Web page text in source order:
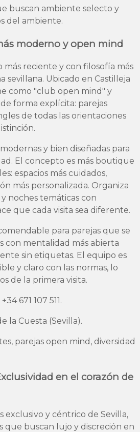
buscan ambiente selecto y
del ambiente.
moderno y open mind
más reciente y con filosofía más
sevillana. Ubicado en Castilleja
como "club open mind" y
forma explícita: parejas
de todas las orientaciones
y bien diseñadas para
El concepto es más boutique
espacios más cuidados,
más personalizada. Organiza
noches temáticas con
que cada visita sea diferente.
para parejas que se
con mentalidad más abierta
sin etiquetas. El equipo es
y claro con las normas, lo
de la primera visita.
671 107 511.
la Cuesta (Sevilla).
parejas open mind, diversidad
en el corazón de
exclusivo y céntrico de Sevilla,
que buscan lujo y discreción en